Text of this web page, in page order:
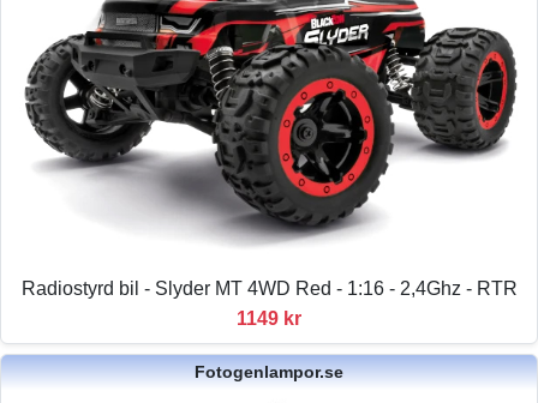
Radiostyrd bil - Slyder MT 4WD Red - 1:16 - 2,4Ghz - RTR
1149 kr
Fotogenlampor.se